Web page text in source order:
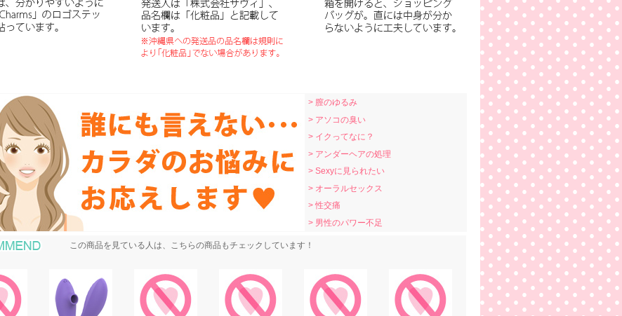
> 膣のゆるみ
> アソコの臭い
> イクってなに？
> アンダーヘアの処理
> Sexyに見られたい
> オーラルセックス
> 性交痛
> 男性のパワー不足
おすすめ商品
この商品を見ている人は、こちらの商品もチェックしています！